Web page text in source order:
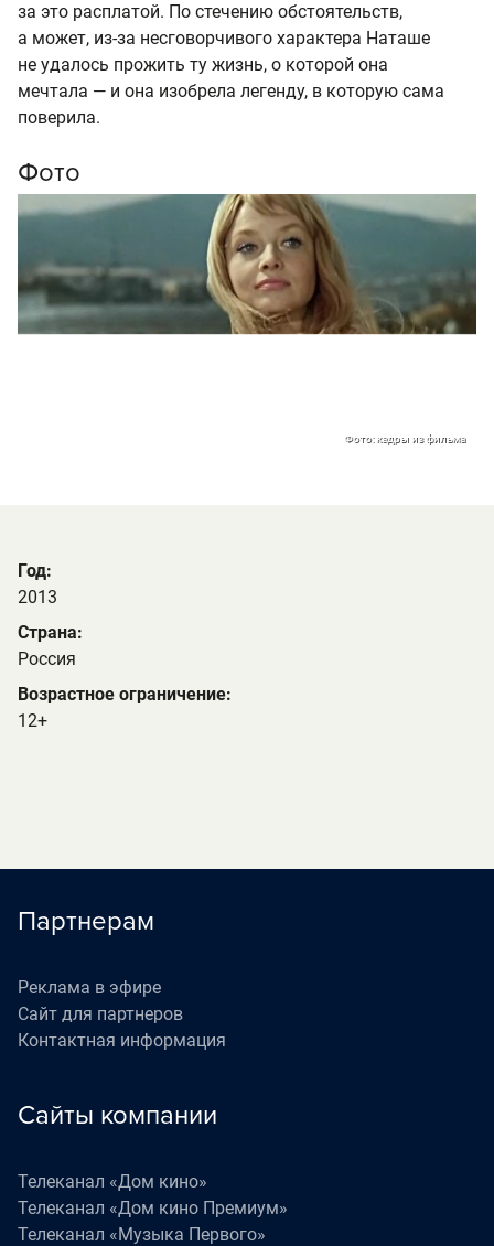
за это расплатой. По стечению обстоятельств,
а может, из-за несговорчивого характера Наташе
не удалось прожить ту жизнь, о которой она
мечтала — и она изобрела легенду, в которую сама
поверила.
Фото
Фото: кадры из фильма
Год:
2013
Страна:
Россия
Возрастное ограничение:
12+
Партнерам
Реклама в эфире
Сайт для партнеров
Контактная информация
Сайты компании
Телеканал «Дом кино»
Телеканал «Дом кино Премиум»
Телеканал «Музыка Первого»